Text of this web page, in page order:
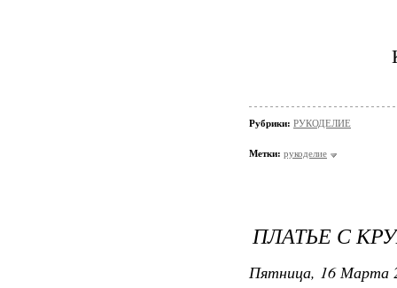
Рубрики: РУКОДЕЛИЕ
Метки: рукоделие
ПЛАТЬЕ С
Пятница, 16 Марта